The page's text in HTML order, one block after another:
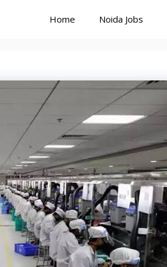
Home Noida Jobs